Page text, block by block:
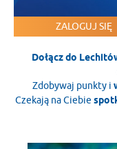
ZALOGUJ SIĘ
Dołącz do
Zdobywaj punkty i
Czekają na Ciebie